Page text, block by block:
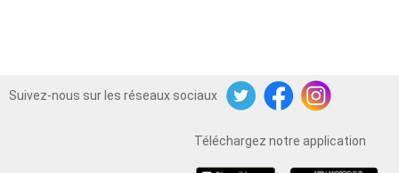
Suivez-nous sur les réseaux sociaux
TwitterFacebookInstagram
Téléchargez notre application